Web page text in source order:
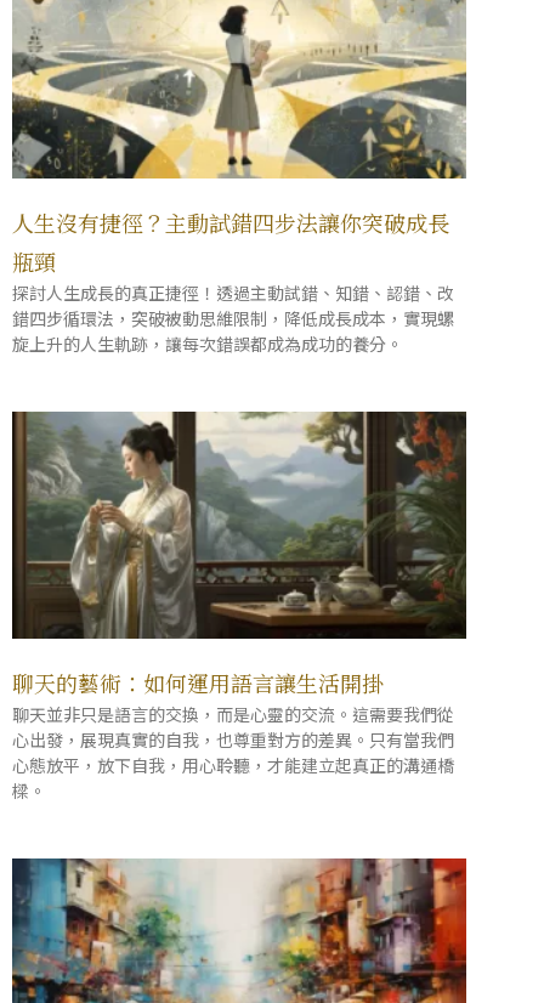
人生沒有捷徑？主動試錯四步法讓你突破成長
瓶頸
探討人生成長的真正捷徑！透過主動試錯、知錯、認錯、改
錯四步循環法，突破被動思維限制，降低成長成本，實現螺
旋上升的人生軌跡，讓每次錯誤都成為成功的養分。
聊天的藝術：如何運用語言讓生活開掛
聊天並非只是語言的交換，而是心靈的交流。這需要我們從
心出發，展現真實的自我，也尊重對方的差異。只有當我們
心態放平，放下自我，用心聆聽，才能建立起真正的溝通橋
樑。